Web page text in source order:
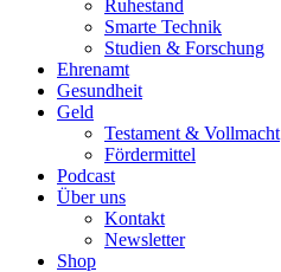
Ruhestand
Smarte Technik
Studien & Forschung
Ehrenamt
Gesundheit
Geld
Testament & Vollmacht
Fördermittel
Podcast
Über uns
Kontakt
Newsletter
Shop